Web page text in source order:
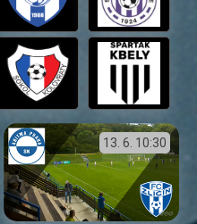
13. 6. 10:30